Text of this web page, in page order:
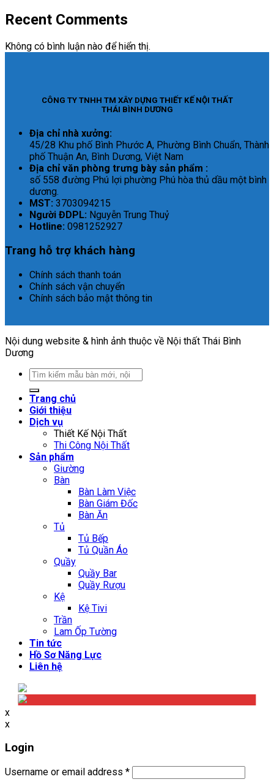
Recent Comments
Không có bình luận nào để hiển thị.
CÔNG TY TNHH TM XÂY DỰNG THIẾT KẾ NỘI THẤT
THÁI BÌNH DƯƠNG
Địa chỉ nhà xưởng:
45/28 Khu phố Bình Phước A, Phường Bình Chuẩn, Thành
phố Thuận An, Bình Dương, Việt Nam
Địa chỉ văn phòng trưng bày sản phẩm :
số 558 đường Phú lợi phường Phú hòa thủ dầu một bình
dương.
MST: 3703094215
Người ĐDPL: Nguyễn Trung Thuỷ
Hotline: 0981252927
Trang hỗ trợ khách hàng
Chính sách thanh toán
Chính sách vận chuyển
Chính sách bảo mật thông tin
Nội dung website & hình ảnh thuộc về Nội thất Thái Bình
Dương
Search
for:
Trang chủ
Giới thiệu
Dịch vụ
Thiết Kế Nội Thất
Thi Công Nội Thất
Sản phẩm
Giường
Bàn
Bàn Làm Việc
Bàn Giám Đốc
Bàn Ăn
Tủ
Tủ Bếp
Tủ Quần Áo
Quầy
Quầy Bar
Quầy Rượu
Kệ
Kệ Tivi
Trần
Lam Ốp Tường
Tin tức
Hồ Sơ Năng Lực
Liên hệ
x
x
Login
Username or email address *